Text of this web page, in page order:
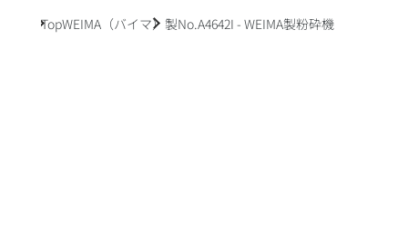
TopWEIMA（バイマ）製No.A4642I - WEIMA製粉砕機